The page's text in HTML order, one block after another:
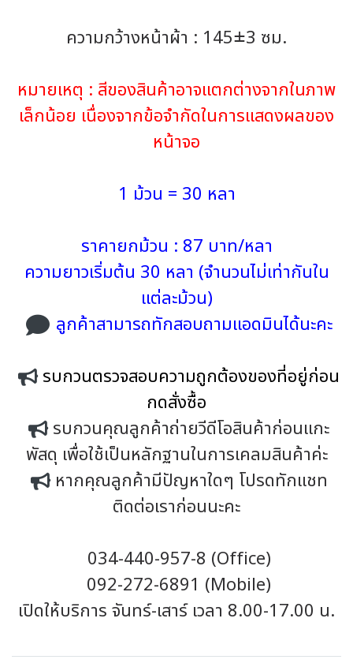
ความกว้างหน้าผ้า : 145±3 ซม.
หมายเหตุ : สีของสินค้าอาจแตกต่างจากในภาพ
เล็กน้อย เนื่องจากข้อจำกัดในการแสดงผลของ
หน้าจอ
1 ม้วน = 30 หลา
ราคายกม้วน : 87 บาท/หลา
ความยาวเริ่มต้น 30 หลา (จำนวนไม่เท่ากันใน
แต่ละม้วน)
ลูกค้าสามารถทักสอบถามแอดมินได้นะคะ
รบกวนตรวจสอบความถูกต้องของที่อยู่ก่อน
กดสั่งซื้อ
รบกวนคุณลูกค้าถ่ายวีดีโอสินค้าก่อนแกะ
พัสดุ เพื่อใช้เป็นหลักฐานในการเคลมสินค้าค่ะ
หากคุณลูกค้ามีปัญหาใดๆ โปรดทักแชท
ติดต่อเราก่อนนะคะ
034-440-957-8 (Office)
092-272-6891 (Mobile)
เปิดให้บริการ จันทร์-เสาร์ เวลา 8.00-17.00 น.